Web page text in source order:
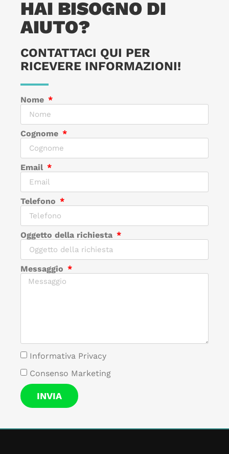
HAI BISOGNO DI
AIUTO?
CONTATTACI QUI PER
RICEVERE INFORMAZIONI!
Nome
Cognome
Email
Telefono
Oggetto della richiesta
Messaggio
Informativa Privacy
Consenso Marketing
INVIA